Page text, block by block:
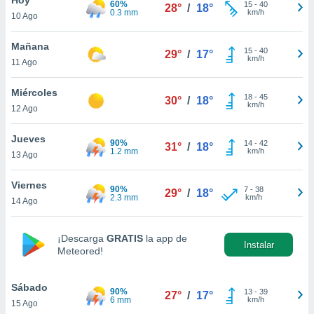
en
más
nuestra
de
aceptar
de
10 Ago
60%
0.3 mm
28° / 18° 15- 40
km/h
Mañana
11 Ago
29° / 17° 15- 40
km/h
Miércoles
12 Ago
30° / 18° 18- 45
km/h
Jueves
13 Ago
90%
1.2 mm
31° / 18° 14- 42
km/h
Viernes
14 Ago
90%
2.3 mm
29° / 18° 7- 38
km/h
¡Descarga GRATIS la app de
Meteored!
Instalar
Sábado
15 Ago
90%
6 mm
27° / 17° 13- 39
km/h